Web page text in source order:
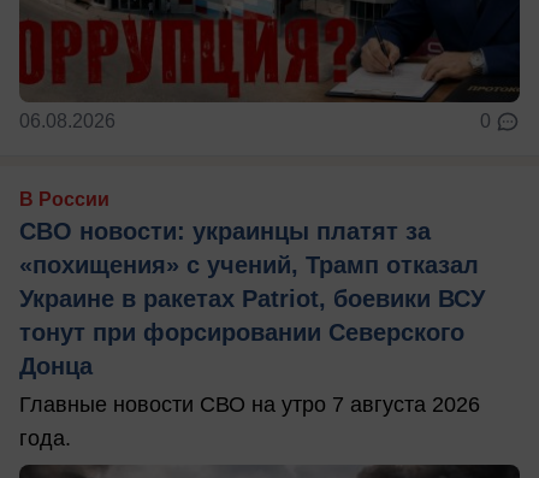
06.08.2026 0
В России
СВО новости: украинцы платят за
«похищения» с учений, Трамп отказал
Украине в ракетах Patriot, боевики ВСУ
тонут при форсировании Северского
Донца
Главные новости СВО на утро 7 августа 2026
года.